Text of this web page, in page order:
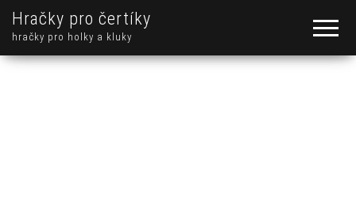
Hračky pro čertíky
hračky pro holky a kluky